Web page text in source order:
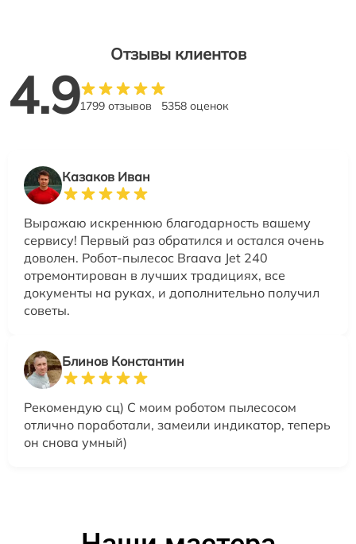
Отзывы клиентов
4.91799 отзывов 5358 оценок
Казаков Иван
Выражаю искреннюю благодарность вашему
сервису! Первый раз обратился и остался очень
доволен. Робот-пылесос Braava Jet 240
отремонтирован в лучших традициях, все
документы на руках, и дополнительно получил
советы.
Блинов Константин
Рекомендую сц) С моим роботом пылесосом
отлично поработали, замеили индикатор, теперь
он снова умный)